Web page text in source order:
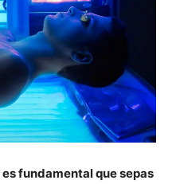
es fundamental que sepas